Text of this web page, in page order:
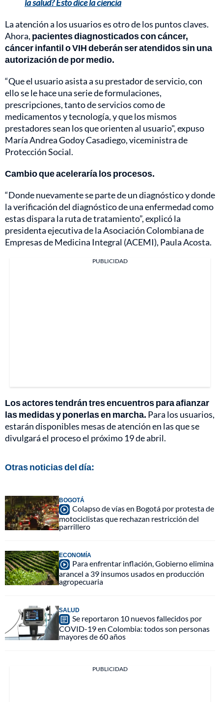
la salud? Esto dice la ciencia
La atención a los usuarios es otro de los puntos claves.
Ahora, pacientes diagnosticados con cáncer,
cáncer infantil o VIH deberán ser atendidos sin una
autorización de por medio.
“Que el usuario asista a su prestador de servicio, con
ello se le hace una serie de formulaciones,
prescripciones, tanto de servicios como de
medicamentos y tecnología, y que los mismos
prestadores sean los que orienten al usuario", expuso
María Andrea Godoy Casadiego, viceministra de
Protección Social.
Cambio que aceleraría los procesos.
“Donde nuevamente se parte de un diagnóstico y donde
la verificación del diagnóstico de una enfermedad como
estas dispara la ruta de tratamiento”, explicó la
presidenta ejecutiva de la Asociación Colombiana de
Empresas de Medicina Integral (ACEMI), Paula Acosta.
PUBLICIDAD
Los actores tendrán tres encuentros para afianzar
las medidas y ponerlas en marcha. Para los usuarios,
estarán disponibles mesas de atención en las que se
divulgará el proceso el próximo 19 de abril.
Otras noticias del día:
BOGOTÁ
Colapso de vías en Bogotá por protesta de
motociclistas que rechazan restricción del
parrillero
ECONOMÍA
Para enfrentar inflación, Gobierno elimina
arancel a 39 insumos usados en producción
agropecuaria
SALUD
Se reportaron 10 nuevos fallecidos por
COVID-19 en Colombia: todos son personas
mayores de 60 años
PUBLICIDAD